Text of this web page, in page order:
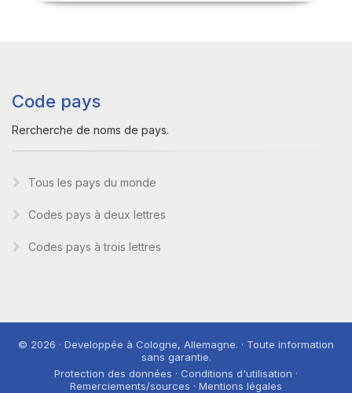
Code pays
Rercherche de noms de pays.
Tous les pays du monde
Codes pays à deux lettres
Codes pays à trois lettres
© 2026 · Developpée à Cologne, Allemagne. · Toute information
sans garantie.
Protection des données · Conditions d'utilisation ·
Remerciements/sources · Mentions légales